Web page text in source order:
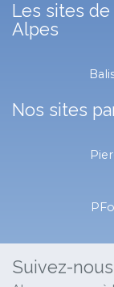
Les sites
Alpes
Nos sites
Suivez-